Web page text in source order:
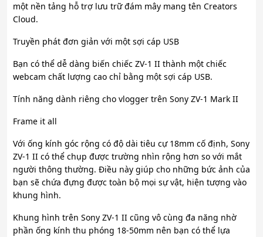
một nền tảng hỗ trợ lưu trữ đám mây mang tên Creators
Cloud.
Truyền phát đơn giản với một sợi cáp USB
Bạn có thể dễ dàng biến chiếc ZV-1 II thành một chiếc
webcam chất lượng cao chỉ bằng một sợi cáp USB.
Tính năng dành riêng cho vlogger trên Sony ZV-1 Mark II
Frame it all
Với ống kính góc rộng có độ dài tiêu cự 18mm cố định, Sony
ZV-1 II có thể chụp được trường nhìn rộng hơn so với mắt
người thông thường. Điều này giúp cho những bức ảnh của
bạn sẽ chứa đựng được toàn bộ mọi sự vật, hiện tượng vào
khung hình.
Khung hình trên Sony ZV-1 II cũng vô cùng đa năng nhờ
phần ống kính thu phóng 18-50mm nên bạn có thể lựa